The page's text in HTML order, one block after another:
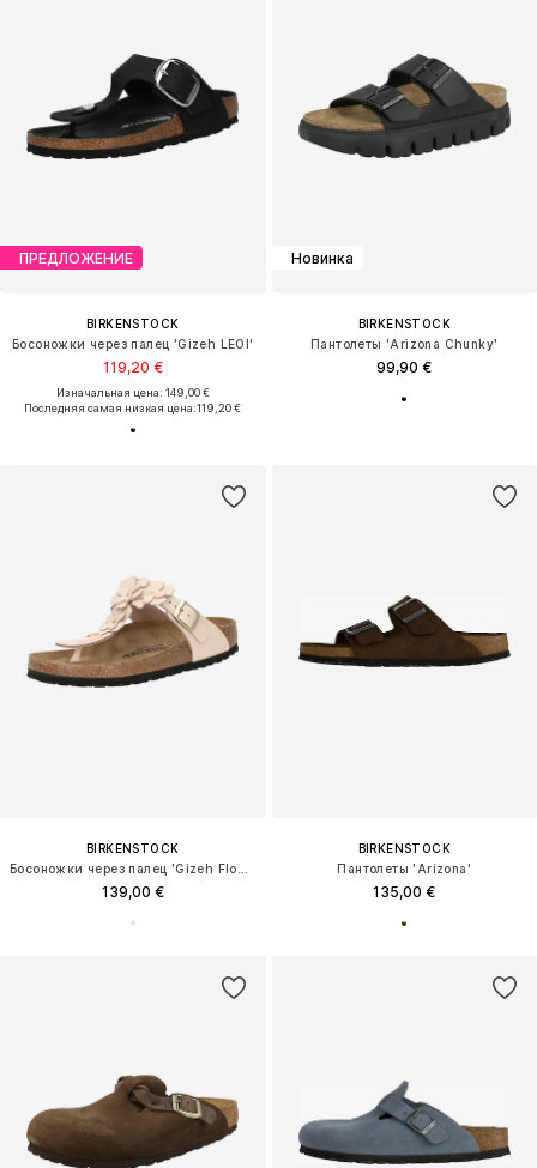
ПРЕДЛОЖЕНИЕ
BIRKENSTOCK
Босоножки через палец 'Gizeh LEOI'
119,20 €
Изначальная цена: 149,00 €
Последняя самая низкая цена:119,20 €
Новинка
BIRKENSTOCK
Пантолеты 'Arizona Chunky'
99,90 €
BIRKENSTOCK
Босоножки через палец 'Gizeh Flower'
139,00 €
BIRKENSTOCK
Пантолеты 'Arizona'
135,00 €